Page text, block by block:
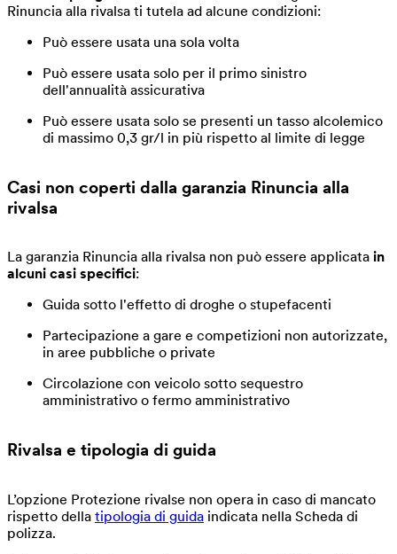
Rinuncia alla rivalsa ti tutela ad alcune condizioni:
Può essere usata una sola volta
Può essere usata solo per il primo sinistro
dell'annualità assicurativa
Può essere usata solo se presenti un tasso alcolemico
di massimo 0,3 gr/l in più rispetto al limite di legge
Casi non coperti dalla garanzia Rinuncia alla
rivalsa
La garanzia Rinuncia alla rivalsa non può essere applicata in
alcuni casi specifici:
Guida sotto l'effetto di droghe o stupefacenti
Partecipazione a gare e competizioni non autorizzate,
in aree pubbliche o private
Circolazione con veicolo sotto sequestro
amministrativo o fermo amministrativo
Rivalsa e tipologia di guida
L’opzione Protezione rivalse non opera in caso di mancato
rispetto della tipologia di guida indicata nella Scheda di
polizza.